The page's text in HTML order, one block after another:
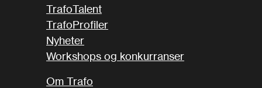
TrafoTalent
TrafoProfiler
Nyheter
Workshops og konkurranser
Om Trafo